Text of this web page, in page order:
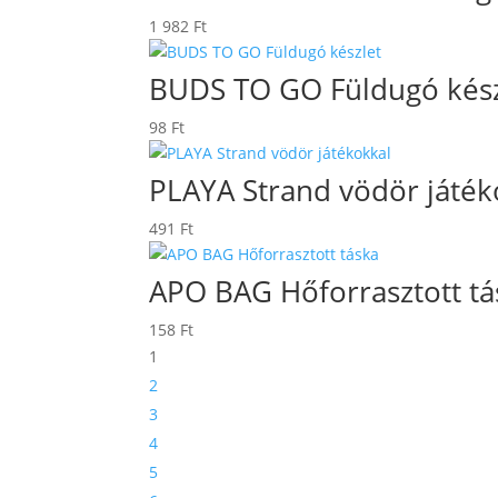
1 982 Ft
BUDS TO GO Füldugó
98 Ft
PLAYA Strand vödör
491 Ft
APO BAG Hőforrasztott
158 Ft
1
2
3
4
5